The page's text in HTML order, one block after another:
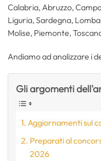
Calabria, Abruzzo,
Liguria, Sardegna,
Molise, Piemonte,
Andiamo ad analizzare i
Gli argomenti
Aggiornamenti sul
Preparati al
2026